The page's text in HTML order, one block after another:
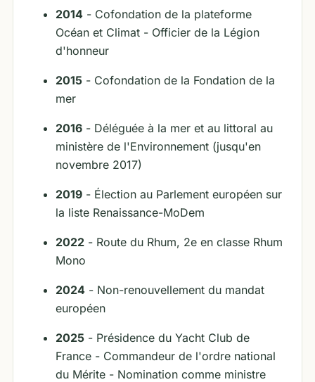
2014 - Cofondation de la plateforme
Océan et Climat - Officier de la Légion
d'honneur
2015 - Cofondation de la Fondation de la
mer
2016 - Déléguée à la mer et au littoral au
ministère de l'Environnement (jusqu'en
novembre 2017)
2019 - Élection au Parlement européen sur
la liste Renaissance-MoDem
2022 - Route du Rhum, 2e en classe Rhum
Mono
2024 - Non-renouvellement du mandat
européen
2025 - Présidence du Yacht Club de
France - Commandeur de l'ordre national
du Mérite - Nomination comme ministre